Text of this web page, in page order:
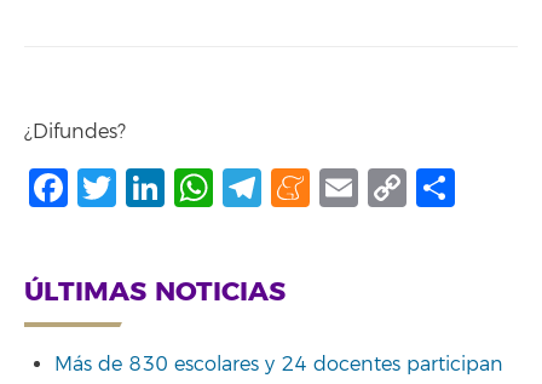
¿Difundes?
Facebook
Twitter
LinkedIn
WhatsApp
Telegram
Meneame
Email
Copy
ÚLTIMAS NOTICIAS
Más de 830 escolares y 24 docentes participan